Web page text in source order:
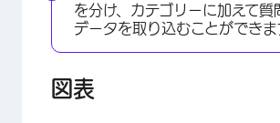
を分け、カテゴリーに加えて質
データを取り込むことができま
図表